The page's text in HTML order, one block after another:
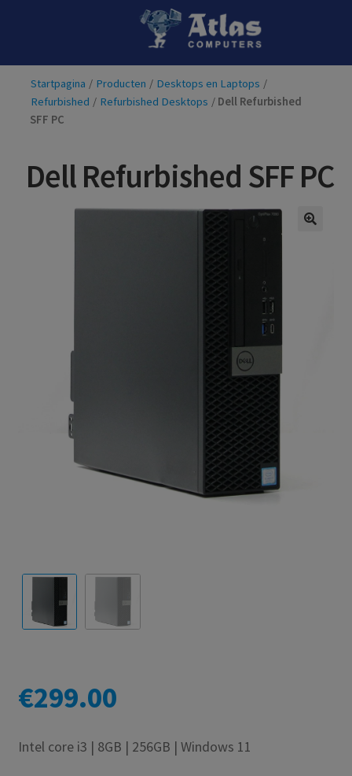
Ga
naar
navigatie
Ga
inhoud
Startpagina / Producten / Desktops en Laptops /
Refurbished / Refurbished Desktops / Dell Refurbished
SFF PC
Dell Refurbished SFF PC
€299.00
Intel core i3 | 8GB | 256GB | Windows 11